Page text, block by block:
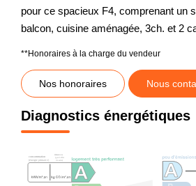
pour ce spacieux F4, comprenant un
balcon, cuisine aménagée, 3ch. et 2
**Honoraires à la charge du vendeur
Nos honoraires Nous
Diagnostics énergétiques